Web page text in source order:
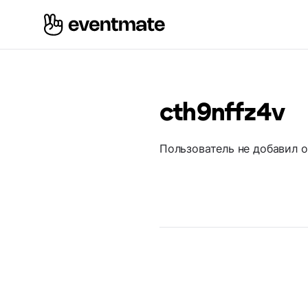
cth9nffz4v
Пользователь не добавил